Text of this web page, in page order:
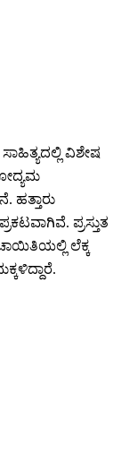
ವಿಶೇಷ
ಹತ್ತಾರು
ಪ್ರಸ್ತುತ
ಲೆಕ್ಕ